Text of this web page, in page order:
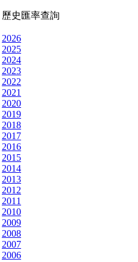
歷史匯率查詢
2026
2025
2024
2023
2022
2021
2020
2019
2018
2017
2016
2015
2014
2013
2012
2011
2010
2009
2008
2007
2006